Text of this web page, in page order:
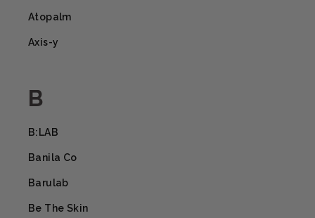
Atopalm
Axis-y
B
B:LAB
Banila Co
Barulab
Be The Skin